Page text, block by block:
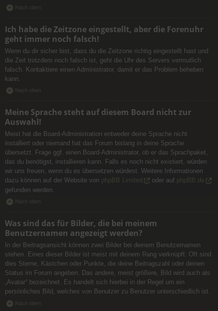
Nach oben
Ich habe die Zeitzone eingestellt, aber die Forenuhr
geht immer noch falsch!
Wenn du dir sicher bist, dass du die Zeitzone richtig eingestellt hast und
die Zeit trotzdem noch falsch ist, geht die Uhr des Servers vermutlich
falsch. Kontaktiere einen Administrator, damit er das Problem beheben
kann.
Nach oben
Meine Sprache steht auf diesem Board nicht zur
Auswahl!
Meist hat die Board-Administration entweder deine Sprache nicht
installiert oder niemand hat das Forum bislang in deine Sprache
übersetzt. Frage ggf. einen Board-Administrator, ob er das Sprachpaket,
das du benötigst, installieren kann. Falls es noch nicht existiert, würden
wir uns freuen, wenn du es übersetzen würdest. Weitere Informationen
dazu können auf der Website von phpBB Limited oder auf phpBB.de
gefunden werden.
Nach oben
Was sind das für Bilder, die bei meinem
Benutzernamen angezeigt werden?
In der Beitragsansicht können zwei Bilder bei deinem Benutzernamen
stehen. Eines dieser Bilder ist meist mit deinem Rang verknüpft: Oft sind
dies Sterne, Kästchen oder Punkte, die deine Beitragszahl oder deinen
Status im Forum angeben. Das andere, meist größere, Bild wird auch als
„Avatar“ bezeichnet. Es handelt sich hierbei in der Regel um ein
persönliches Bild, welches von Benutzer zu Benutzer unterschiedlich ist.
Nach oben